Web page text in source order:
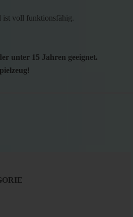
ist voll funktionsfähig.
unter 15 Jahren geeignet.